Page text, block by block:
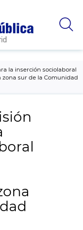
la inserción sociolaboral
sur de la Comunidad